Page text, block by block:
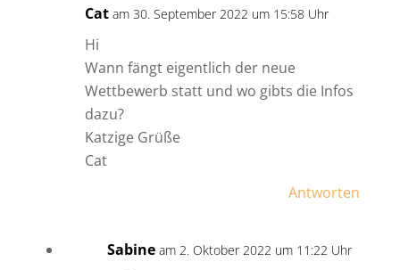
Cat am 30. September 2022 um 15:58 Uhr
Hi
Wann fängt eigentlich der neue
Wettbewerb statt und wo gibts die Infos
dazu?
Katzige Grüße
Cat
Antworten
Sabine am 2. Oktober 2022 um 11:22 Uhr